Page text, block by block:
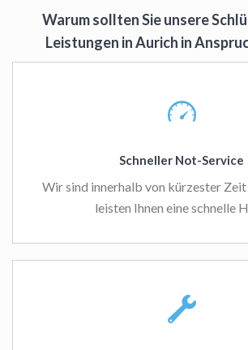
Warum sollten Sie unsere
Leistungen in Aurich in
Schneller Not-Service
Wir sind innerhalb von kürzester Zeit
leisten Ihnen eine schnelle